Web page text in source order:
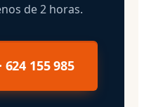
de 2 horas.
155 985